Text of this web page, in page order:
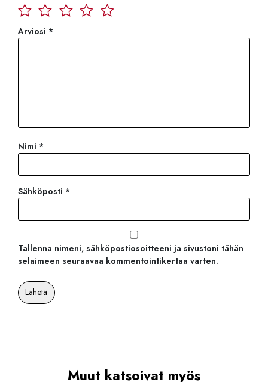
Arviosi *
Nimi *
Sähköposti *
Tallenna nimeni, sähköpostiosoitteeni ja sivustoni tähän
selaimeen seuraavaa kommentointikertaa varten.
Muut katsoivat myös